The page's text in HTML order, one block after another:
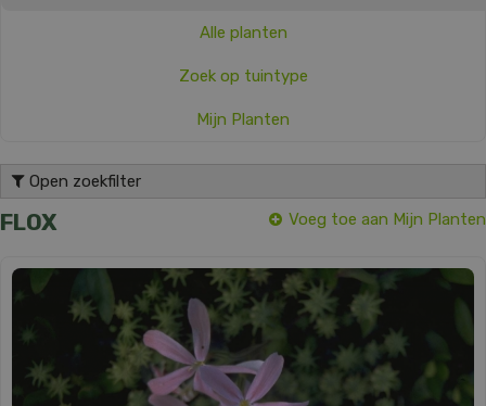
Alle planten
Zoek op tuintype
Mijn Planten
Open zoekfilter
FLOX Voeg toe aan Mijn Planten